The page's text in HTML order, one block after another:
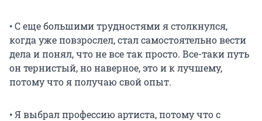
• С еще большими трудностями я столкнулся,
когда уже повзрослел, стал самостоятельно вести
дела и понял, что не все так просто. Все-таки путь
он тернистый, но наверное, это и к лучшему,
потому что я получаю свой опыт.
• Я выбрал профессию артиста, потому что с